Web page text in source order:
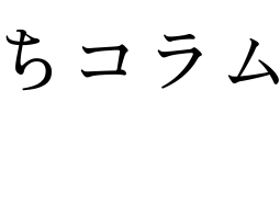
コラム